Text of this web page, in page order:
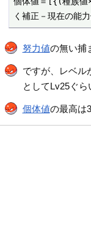
く補正－現在の能
努力値の無い捕
ですが、レベル
としてLv25ぐら
個体値の最高は